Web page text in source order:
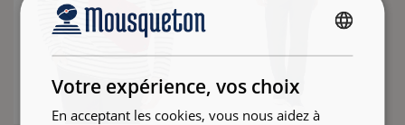
Votre expérience, vos choix
En acceptant les cookies, vous nous aidez à